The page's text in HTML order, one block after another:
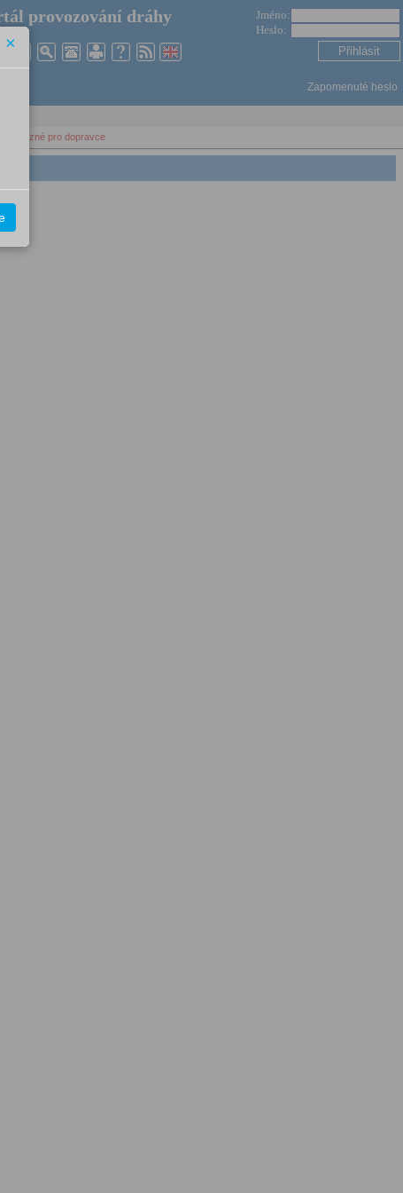
provozování dráhy
Jméno:
Heslo:
Zapomenuté heslo
závazné pro dopravce
×